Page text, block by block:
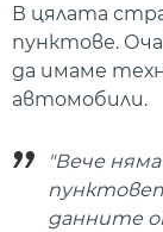
В цялата
пунктове.
да имаме
автомобили.
"Вече
данните